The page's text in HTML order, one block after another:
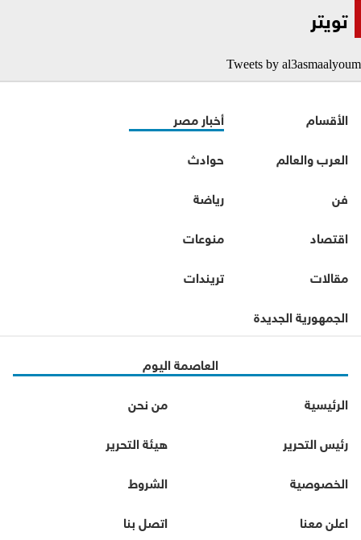
تويتر
Tweets by al3asmaalyoum
الأقسام
أخبار مصر
العرب والعالم
حوادث
فن
رياضة
اقتصاد
منوعات
مقالات
تريندات
الجمهورية الجديدة
العاصمة اليوم
الرئيسية
من نحن
رئيس التحرير
هيئة التحرير
الخصوصية
الشروط
اعلن معنا
اتصل بنا